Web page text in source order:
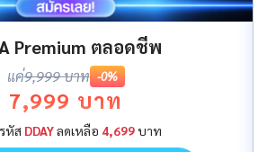
Premium ตลอดชีพ
แค่9,999 บาท -0%
7,999 บาท
หัส DDAYลดเหลือ 4,699บาท